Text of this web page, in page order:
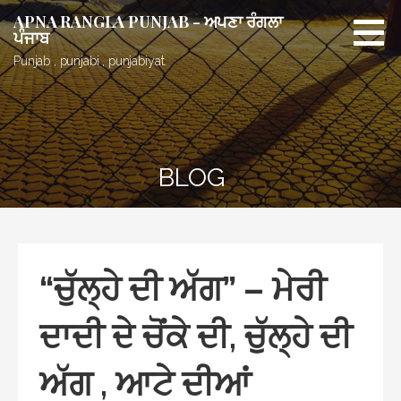
Skip
to
content
APNA RANGLA PUNJAB - ਅਪਣਾ ਰੰਗਲਾ
ਪੰਜਾਬ
Punjab , punjabi , punjabiyat.
BLOG
“ਚੁੱਲ੍ਹੇ ਦੀ ਅੱਗ” – ਮੇਰੀ
ਦਾਦੀ ਦੇ ਚੋਂਕੇ ਦੀ, ਚੁੱਲ੍ਹੇ ਦੀ
ਅੱਗ , ਆਟੇ ਦੀਆਂ